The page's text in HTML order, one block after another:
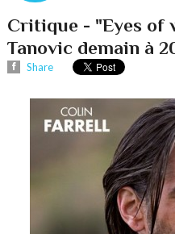
Critique - "Eyes of
Tanovic demain à
Share